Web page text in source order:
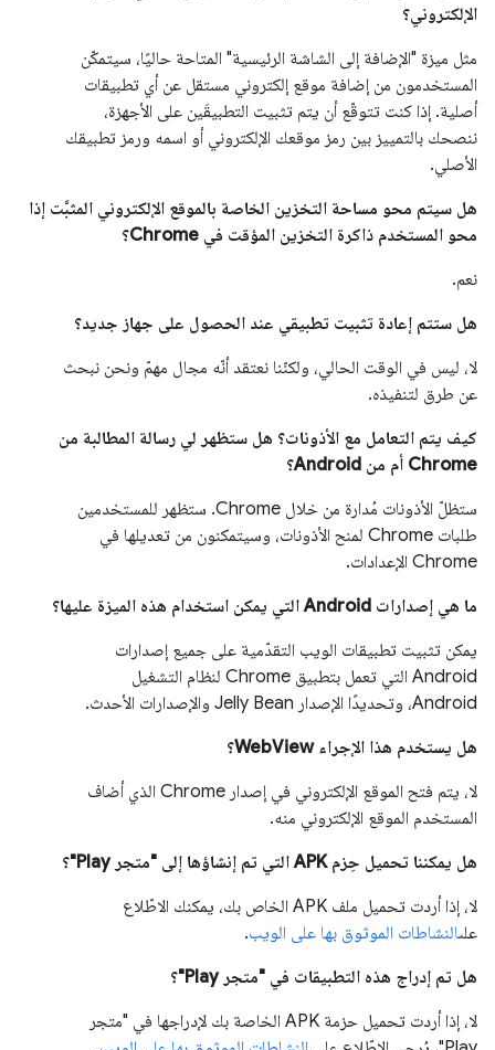
الإلكتروني؟
مثل ميزة "الإضافة إلى الشاشة الرئيسية" المتاحة حاليًا، سيتمكّن
المستخدمون من إضافة موقع إلكتروني مستقل عن أي تطبيقات
أصلية. إذا كنت تتوقّع أن يتم تثبيت التطبيقَين على الأجهزة،
ننصحك بالتمييز بين رمز موقعك الإلكتروني أو اسمه ورمز تطبيقك
الأصلي.
هل سيتم محو مساحة التخزين الخاصة بالموقع الإلكتروني المثبَّت إذا
محو المستخدم ذاكرة التخزين المؤقت في Chrome؟
نعم.
هل ستتم إعادة تثبيت تطبيقي عند الحصول على جهاز جديد؟
لا، ليس في الوقت الحالي، ولكنّنا نعتقد أنّه مجال مهمّ ونحن نبحث
عن طرق لتنفيذه.
كيف يتم التعامل مع الأذونات؟ هل ستظهر لي رسالة المطالبة من
Chrome أم من Android؟
ستظلّ الأذونات مُدارة من خلال Chrome. ستظهر للمستخدمين
طلبات Chrome لمنح الأذونات، وسيتمكنون من تعديلها في
Chrome الإعدادات.
ما هي إصدارات Android التي يمكن استخدام هذه الميزة عليها؟
يمكن تثبيت تطبيقات الويب التقدّمية على جميع إصدارات
Android التي تعمل بتطبيق Chrome لنظام التشغيل
Android، وتحديدًا الإصدار Jelly Bean والإصدارات الأحدث.
هل يستخدم هذا الإجراء WebView؟
لا، يتم فتح الموقع الإلكتروني في إصدار Chrome الذي أضاف
المستخدم الموقع الإلكتروني منه.
هل يمكننا تحميل حِزم APK التي تم إنشاؤها إلى "متجر Play"؟
لا، إذا أردت تحميل ملف APK الخاص بك، يمكنك الاطّلاع
علىالنشاطات الموثوق بها على الويب.
هل تم إدراج هذه التطبيقات في "متجر Play"؟
لا، إذا أردت تحميل حزمة APK الخاصة بك لإدراجها في "متجر